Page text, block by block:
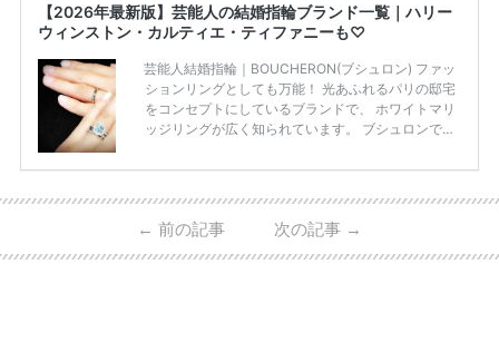
【2026年最新版】芸能人の結婚指輪ブランド一覧｜ハリー
ウィンストン・カルティエ・ティファニーも♡
芸能人結婚指輪｜BOUCHERON(ブシュロン) ファッ
ションリングとしても万能！ 光あふれるパリの邸宅
をコンセプトにしているブランドで、 ホワイトマリ
ッジリングが広く知られています。 ブシュロンで特
ング」は、 小栗さんと山田さんが結婚指輪に選ばれ
なので、 とても人気となっているのです。 その相場
は、10～30万円ほどとなっています。 小栗旬さん・
← 前の記事 次の記事 →